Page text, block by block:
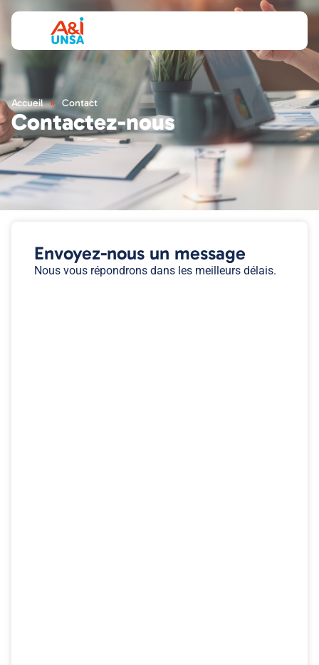
Accueil » Contact
Contactez-nous
Envoyez-nous un message
Nous vous répondrons dans les meilleurs délais.